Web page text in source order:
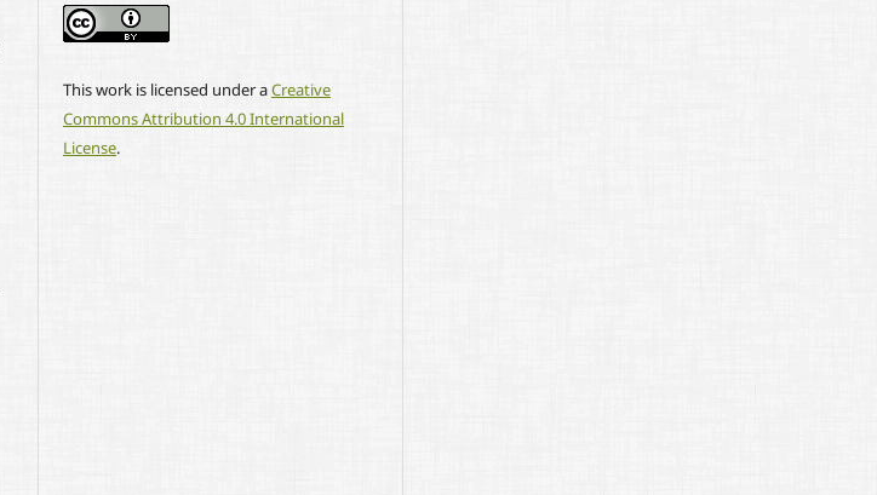
This work is licensed under aCreative
Commons Attribution 4.0 International
License.